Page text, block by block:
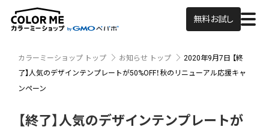
無料お試し
カラーミーショップ トップ お知らせ トップ 2020年9月7日
【終
了】人気のデザインテンプレートが50%OFF！秋のリニューアル応援キャ
ンペーン
【終了】人気のデザインテンプレートが